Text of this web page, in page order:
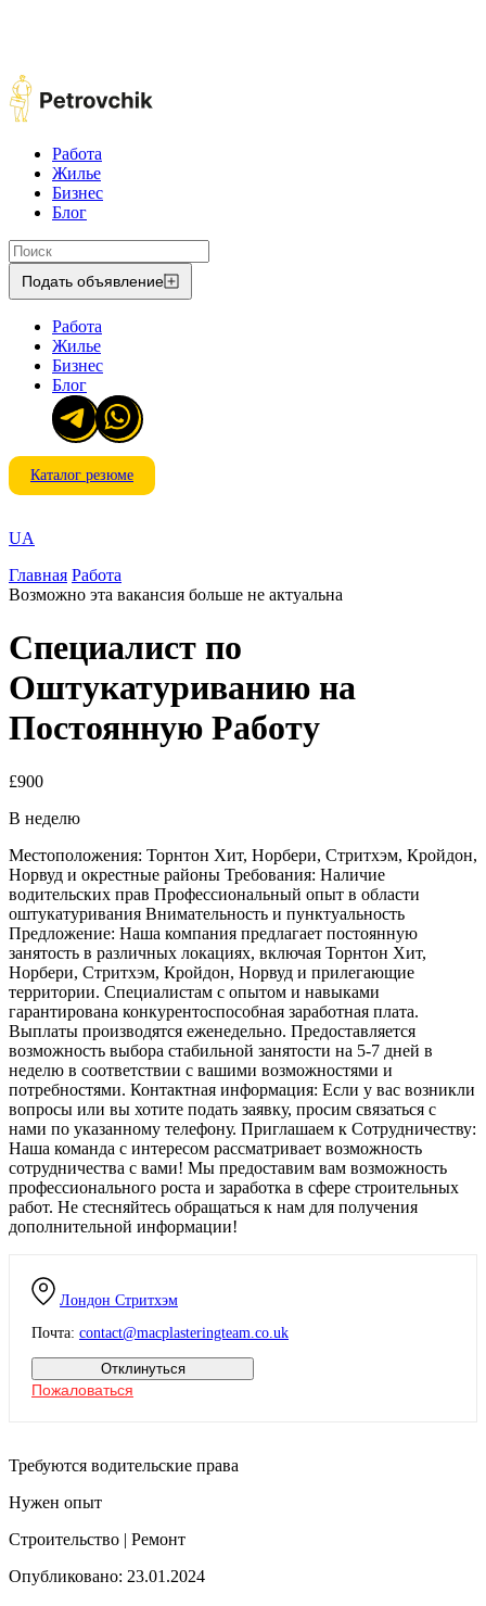
Работа
Жилье
Бизнес
Блог
Подать объявление
Работа
Жилье
Бизнес
Блог
Каталог резюме
UA
Главная Работа
Возможно эта вакансия больше не актуальна
Специалист по
Оштукатуриванию на
Постоянную Работу
£900
В неделю
Лондон Стритхэм
Почта: contact@macplasteringteam.co.uk
Отклинуться
Пожаловаться
Местоположения: Торнтон Хит, Норбери, Стритхэм, Кройдон,
Норвуд и окрестные районы Требования: Наличие
водительских прав Профессиональный опыт в области
оштукатуривания Внимательность и пунктуальность
Предложение: Наша компания предлагает постоянную
занятость в различных локациях, включая Торнтон Хит,
Норбери, Стритхэм, Кройдон, Норвуд и прилегающие
территории. Специалистам с опытом и навыками
гарантирована конкурентоспособная заработная плата.
Выплаты производятся еженедельно. Предоставляется
возможность выбора стабильной занятости на 5-7 дней в
неделю в соответствии с вашими возможностями и
потребностями. Контактная информация: Если у вас возникли
вопросы или вы хотите подать заявку, просим связаться с
нами по указанному телефону. Приглашаем к Сотрудничеству:
Наша команда с интересом рассматривает возможность
сотрудничества с вами! Мы предоставим вам возможность
профессионального роста и заработка в сфере строительных
работ. Не стесняйтесь обращаться к нам для получения
дополнительной информации!
Требуются водительские права
Нужен опыт
Строительство | Ремонт
Опубликовано: 23.01.2024